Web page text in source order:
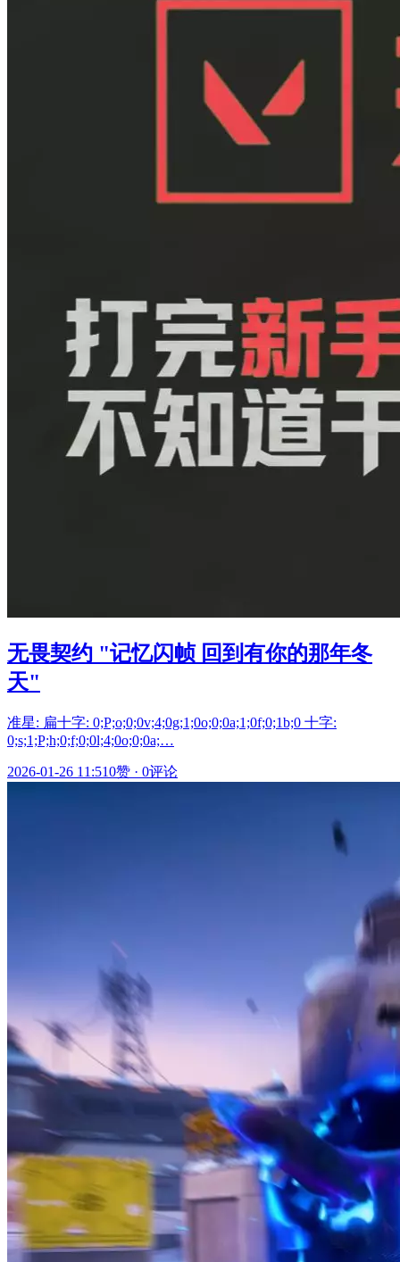
无畏契约 "记忆闪帧 回到有你的那年冬
天"
准星: 扁十字: 0;P;o;0;0v;4;0g;1;0o;0;0a;1;0f;0;1b;0 十字:
0;s;1;P;h;0;f;0;0l;4;0o;0;0a;…
2026-01-26 11:510赞 · 0评论